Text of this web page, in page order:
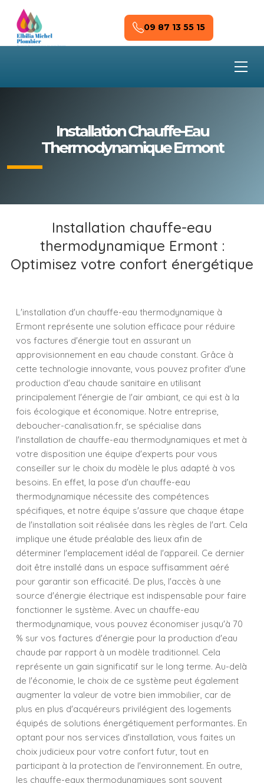
Skip to main content
09 87 13 55 15
Installation Chauffe-Eau
Thermodynamique Ermont
Installation chauffe-eau
thermodynamique Ermont :
Optimisez votre confort énergétique
L'installation d'un chauffe-eau thermodynamique à
Ermont représente une solution efficace pour réduire
vos factures d'énergie tout en assurant un
approvisionnement en eau chaude constant. Grâce à
cette technologie innovante, vous pouvez profiter d'une
production d'eau chaude sanitaire en utilisant
principalement l'énergie de l'air ambiant, ce qui est à la
fois écologique et économique. Notre entreprise,
deboucher-canalisation.fr, se spécialise dans
l'installation de chauffe-eau thermodynamiques et met à
votre disposition une équipe d'experts pour vous
conseiller sur le choix du modèle le plus adapté à vos
besoins. En effet, la pose d'un chauffe-eau
thermodynamique nécessite des compétences
spécifiques, et notre équipe s'assure que chaque étape
de l'installation soit réalisée dans les règles de l'art. Cela
implique une étude préalable des lieux afin de
déterminer l'emplacement idéal de l'appareil. Ce dernier
doit être installé dans un espace suffisamment aéré
pour garantir son efficacité. De plus, l'accès à une
source d'énergie électrique est indispensable pour faire
fonctionner le système. Avec un chauffe-eau
thermodynamique, vous pouvez économiser jusqu'à 70
% sur vos factures d'énergie pour la production d'eau
chaude par rapport à un modèle traditionnel. Cela
représente un gain significatif sur le long terme. Au-delà
de l'économie, le choix de ce système peut également
augmenter la valeur de votre bien immobilier, car de
plus en plus d'acquéreurs privilégient des logements
équipés de solutions énergétiquement performantes. En
optant pour nos services d'installation, vous faites un
choix judicieux pour votre confort futur, tout en
participant à la protection de l'environnement. En outre,
les chauffe-eaux thermodynamiques sont souvent